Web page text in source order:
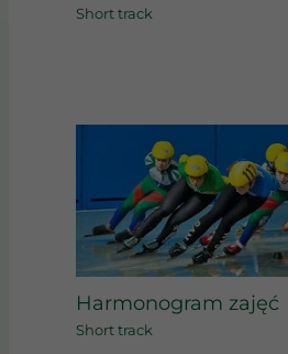
Short track
Harmonogram zajęć
Short track